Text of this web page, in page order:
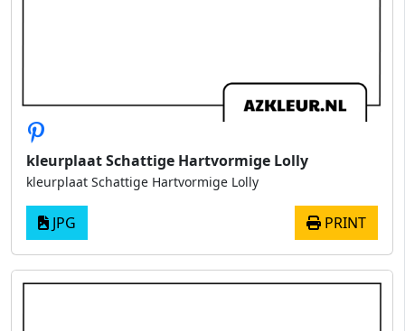
kleurplaat Schattige Hartvormige Lolly
kleurplaat Schattige Hartvormige Lolly
JPG PRINT